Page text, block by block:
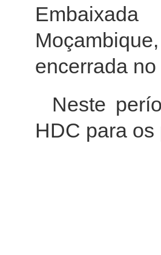
encerrada
Neste
HDC para